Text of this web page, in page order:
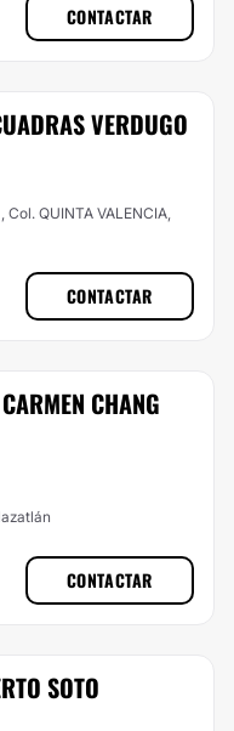
CONTACTAR
VERDUGO
Col. QUINTA VALENCIA,
CONTACTAR
CHANG
CONTACTAR
SOTO